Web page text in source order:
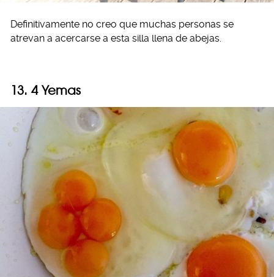
Definitivamente no creo que muchas personas se
atrevan a acercarse a esta silla llena de abejas.
13. 4 Yemas